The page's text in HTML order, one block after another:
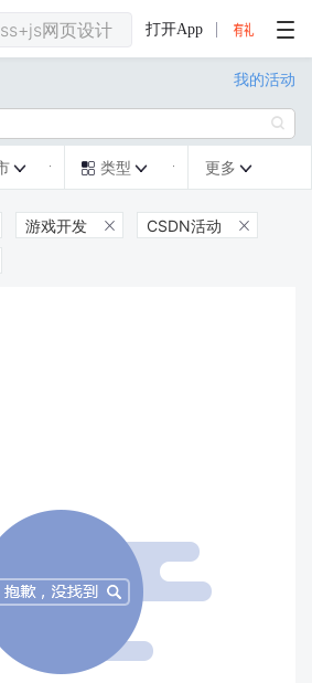
打开App
我的活动

  类型  更多 
游戏开发  CSDN活动 